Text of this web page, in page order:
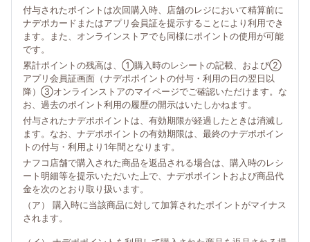
付与されたポイントは次回購入時、店舗のレジにおいて精算前に
ナデポカードまたはアプリ会員証を提示することにより利用でき
ます。また、オンラインストアでも同様にポイントの使用が可能
です。
累計ポイントの残高は、①購入時のレシートの記載、および②
アプリ会員証画面（ナデポポイントの付与・利用の日の翌日以
降）③オンラインストアのマイページでご確認いただけます。な
お、過去のポイント利用の履歴の開示はいたしかねます。
付与されたナデポポイントは、有効期限が経過したときは消滅し
ます。なお、ナデポポイントの有効期限は、最終のナデポポイン
トの付与・利用より1年間となります。
ナフコ店舗で購入された商品を返品される場合は、購入時のレシ
ート明細等を提示いただいた上で、ナデポポイントおよび商品代
金を次のとおり取り扱います。
（ア） 購入時に当該商品に対して加算されたポイントがマイナス
されます。